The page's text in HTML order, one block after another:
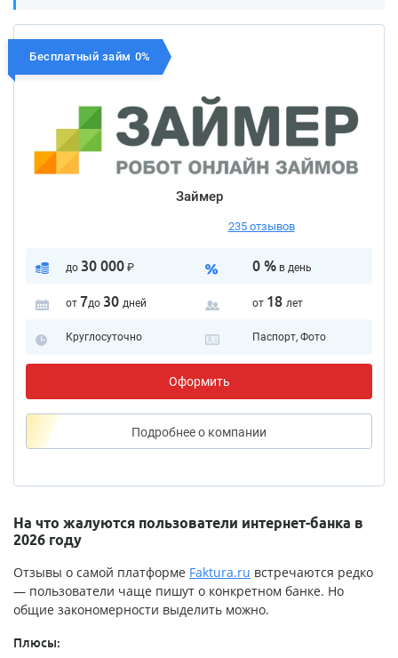
Бесплатный займ 0%
Займер
235 отзывов
до 30 000₽ 0 %в день
от 7до 30 дней от 18 лет
Круглосуточно Паспорт, Фото
Оформить
Подробнеео компании
На что жалуются пользователи интернет-банка в
2026 году
Отзывы о самой платформе Faktura.ru встречаются редко
— пользователи чаще пишут о конкретном банке. Но
общие закономерности выделить можно.
Плюсы: